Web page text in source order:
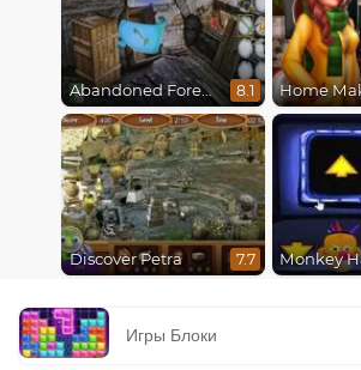
Abandoned Forest House 8.1
Discover Petra 7.7
Игры Блоки